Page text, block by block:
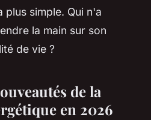
plus simple. Qui n'a
la main sur son
de vie ?
de la
en 2026